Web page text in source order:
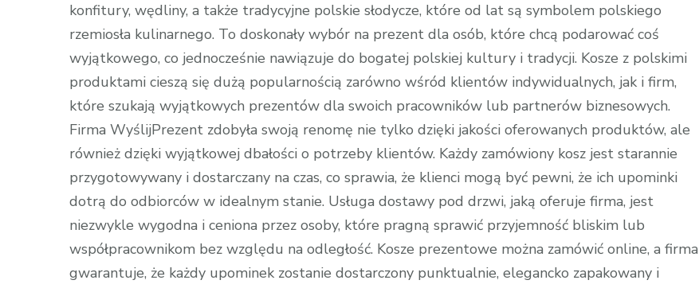
konfitury, wędliny, a także tradycyjne polskie słodycze, które od lat są symbolem polskiego
rzemiosła kulinarnego. To doskonały wybór na prezent dla osób, które chcą podarować coś
wyjątkowego, co jednocześnie nawiązuje do bogatej polskiej kultury i tradycji. Kosze z polskimi
produktami cieszą się dużą popularnością zarówno wśród klientów indywidualnych, jak i firm,
które szukają wyjątkowych prezentów dla swoich pracowników lub partnerów biznesowych.
Firma WyślijPrezent zdobyła swoją renomę nie tylko dzięki jakości oferowanych produktów, ale
również dzięki wyjątkowej dbałości o potrzeby klientów. Każdy zamówiony kosz jest starannie
przygotowywany i dostarczany na czas, co sprawia, że klienci mogą być pewni, że ich upominki
dotrą do odbiorców w idealnym stanie. Usługa dostawy pod drzwi, jaką oferuje firma, jest
niezwykle wygodna i ceniona przez osoby, które pragną sprawić przyjemność bliskim lub
współpracownikom bez względu na odległość. Kosze prezentowe można zamówić online, a firma
gwarantuje, że każdy upominek zostanie dostarczony punktualnie, elegancko zapakowany i